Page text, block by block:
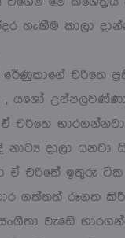
හැඟීම කාලා
චරිතෙ
යශෝ උප්පලවණ්ණා
චරිතෙ
නාට්‍ය දාලා යනවා
ඒ චරිතේ ඉතුරු
ගත්තත් රූගත
වැඩේ